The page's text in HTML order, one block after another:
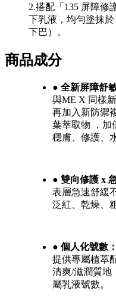
2.搭配「135 屏障修
下乳液，均勻塗抹於
下巴）。
商品成分
● 全新屏障舒
與ME X 同樣
再加入新防禦
葉萃取物 ，加
穩膚、修護、
● 雙向修護 x
表層急速舒緩
泛紅、乾燥、
● 個人化號數：
提供專屬植萃
清爽/滋潤質地
屬乳液號數。